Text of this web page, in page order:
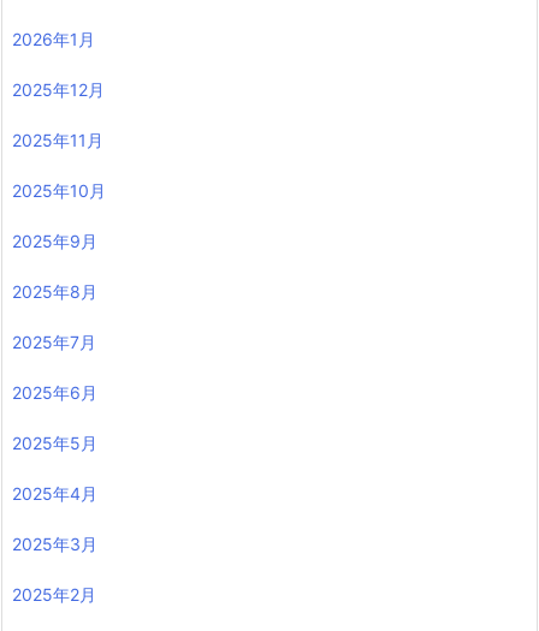
2026年1月
2025年12月
2025年11月
2025年10月
2025年9月
2025年8月
2025年7月
2025年6月
2025年5月
2025年4月
2025年3月
2025年2月